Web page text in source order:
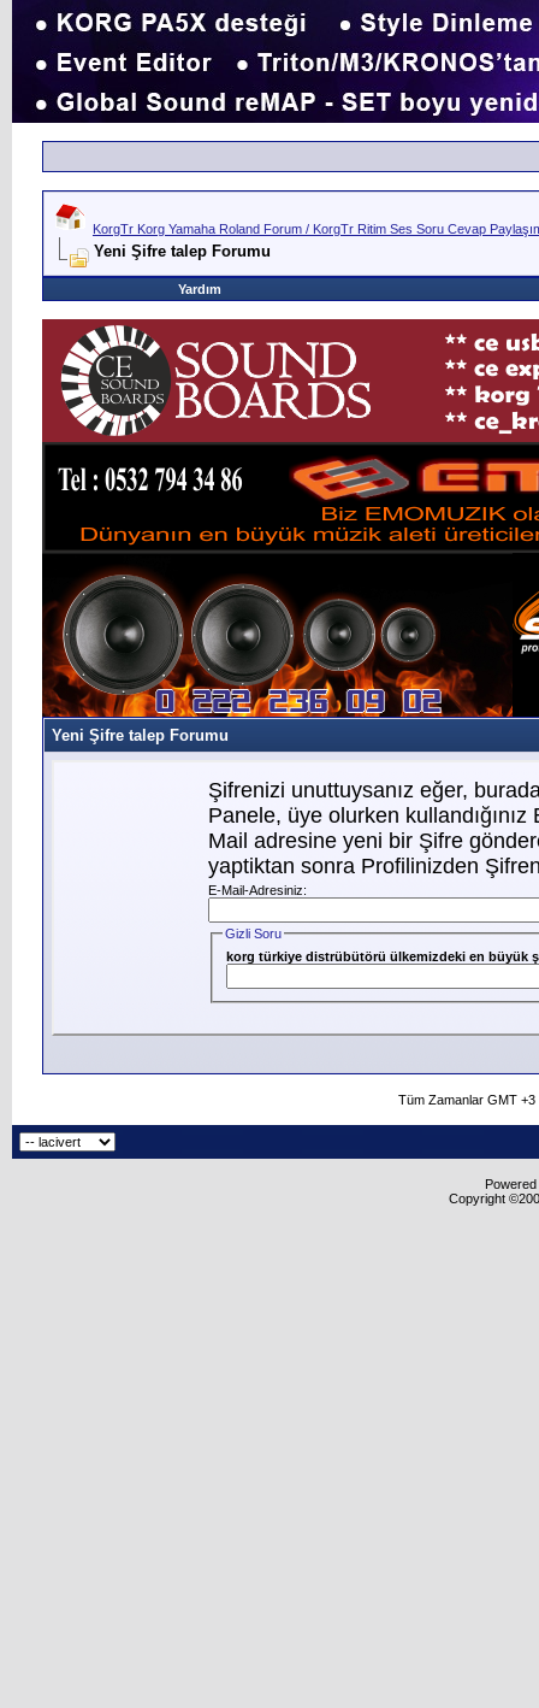
KorgTr Korg Yamaha Roland Forum / KorgTr Ritim Ses Soru Cevap
Yeni Şifre talep Forumu
Yardım
Yeni Şifre talep Forumu
Şifrenizi unuttuysanız eğer,
Panele, üye olurken
Mail adresine yeni bir Şifre
yaptiktan sonra Profilinizden
E-Mail-Adresiniz:
Gizli Soru
korg türkiye distrübütörü ülkemizdeki en büyük
Tüm Zamanlar GMT
Copyright